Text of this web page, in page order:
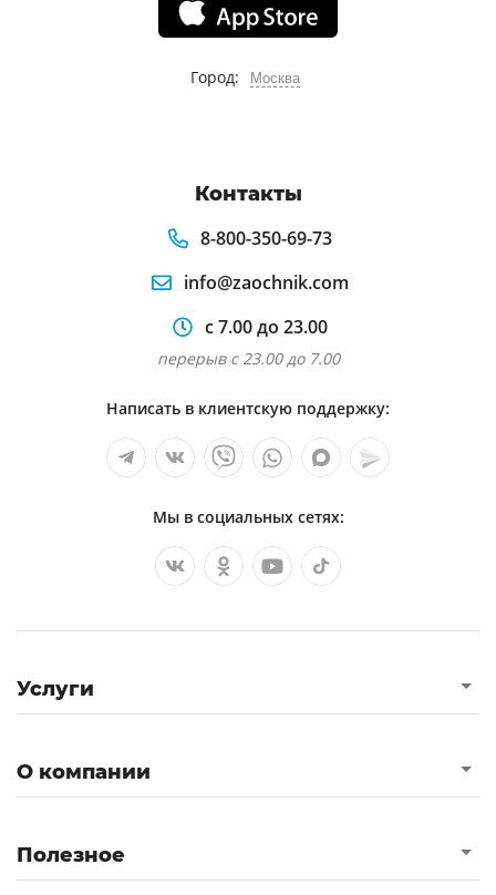
Город: Москва
Контакты
8-800-350-69-73
info@zaochnik.com
с 7.00 до 23.00
перерыв с 23.00 до 7.00
Написать в клиентскую поддержку:
Мы в социальных сетях:
Услуги
О компании
Полезное